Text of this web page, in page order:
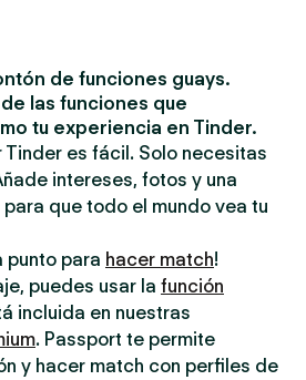
de funciones guays.
las funciones que
tu experiencia en Tinder.
Tinder es fácil. Solo necesitas
intereses, fotos y una
que todo el mundo vea tu
punto para hacer match!
puedes usar la función
incluida en nuestras
. Passport te permite
y hacer match con perfiles de